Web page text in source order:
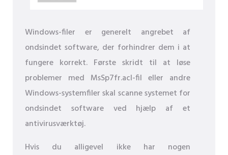
Windows-filer er generelt angrebet af
ondsindet software, der forhindrer dem i at
fungere korrekt. Første skridt til at løse
problemer med MsSp7fr.acl-fil eller andre
Windows-systemfiler skal scanne systemet for
ondsindet software ved hjælp af et
antivirusværktøj.
Hvis du alligevel ikke har nogen